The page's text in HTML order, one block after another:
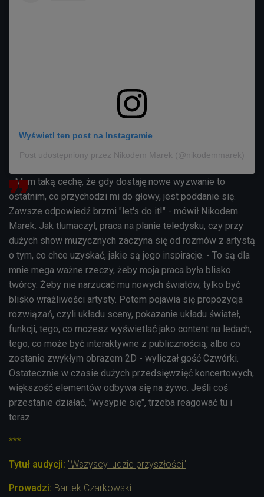
Wyświetl ten post na Instagramie
Post udostępniony przez Nikodem Marek (@nikodemmarek)
- Mam taką cechę, że gdy dostaję nowe wyzwanie to
ostatnim, co przychodzi mi do głowy, jest poddanie się.
Zawsze odpowiedź brzmi "let's do it!" - mówił Nikodem
Marek. Jak tłumaczył, praca na planie teledysku, czy przy
dużych show muzycznych zaczyna się od rozmów z artystą
o tym, co chce uzyskać, jakie są jego inspiracje. - To są dla
mnie mega ważne rzeczy, żeby moja praca była blisko
twórcy. Żeby nie narzucać mu nowych światów, tylko być
blisko wrażliwości artysty. Potem pojawia się propozycja
rozwiązań, czyli układu sceny, pokazanie układu świateł,
funkcji, tego, co możesz wyświetlać jako content na ledach,
tego, co może być interaktywne z publicznością, albo co
zostanie zwykłym obrazem 2D - wyliczał gość Czwórki.
Ostatecznie w czasie dużych przedsięwzięć koncertowych,
większość elementów odbywa się na żywo. Jeśli coś
przestanie działać, "wysypie się", trzeba reagować tu i
teraz.
***
Tytuł audycji: "Wszyscy ludzie przyszłości"
Prowadzi: Bartek Czarkowski